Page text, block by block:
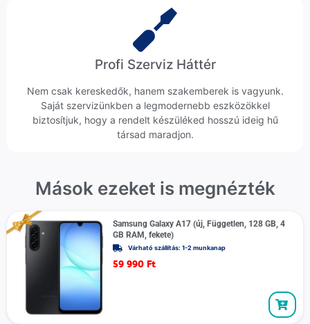
Profi Szerviz Háttér
Nem csak kereskedők, hanem szakemberek is vagyunk.
Saját szervizünkben a legmodernebb eszközökkel
biztosítjuk, hogy a rendelt készüléked hosszú ideig hű
társad maradjon.
Mások ezeket is megnézték
Samsung Galaxy A17 (új, Független, 128 GB, 4
GB RAM, fekete)
Várható szállítás: 1-2 munkanap
59 990 Ft